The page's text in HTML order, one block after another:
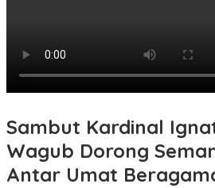
Sambut Kardinal
Wagub Dorong
Antar Umat